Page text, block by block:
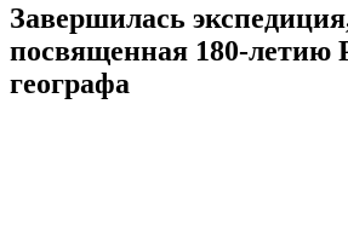
Завершилась
посвященная 180-
географа